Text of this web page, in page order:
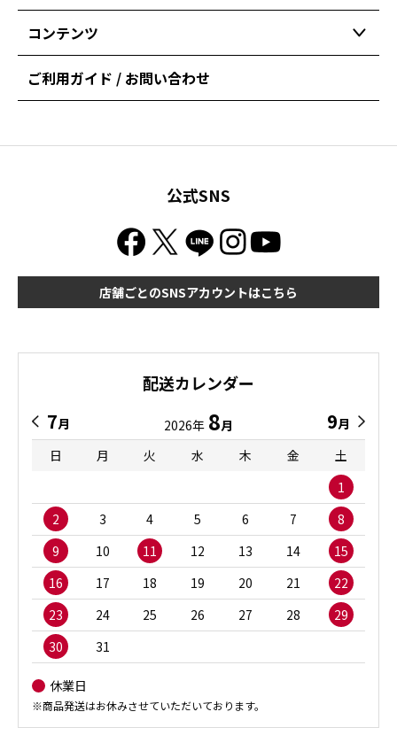
コンテンツ
ご利用ガイド / お問い合わせ
公式SNS
店舗ごとのSNSアカウントはこちら
配送カレンダー
7月 2026年 8月 9月
日
月 火 水 木 金
土
1
2
3 4 5 6 7
8
9
10 11 12 13 14
15
16
17 18 19 20 21
22
23
24 25 26 27 28
29
30
31
休業日
※商品発送はお休みさせていただいております。